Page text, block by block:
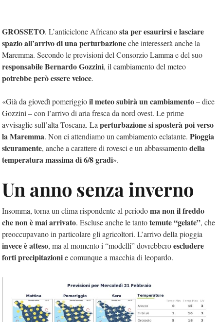
GROSSETO. L’anticiclone Africanosta per esaurirsi e lasciare
spazio all’arrivo di una perturbazioneche interesserà anche la
Maremma. Secondo le previsioni del Consorzio Lamma e del suo
responsabile Bernardo Gozzini, il cambiamento del meteo
potrebbe però essere veloce.
«Già da giovedì pomeriggioil meteo subirà un cambiamento– dice
Gozzini – con l’arrivo di aria fresca da nord ovest. Le prime
avvisaglie sull’alta Toscana. La perturbazione si sposterà poi verso
la Maremma. Non ci attendiamo un cambiamento eclatante. Pioggia
sicuramente, anche a carattere di rovesci e un abbassamentodella
temperatura massima di 6/8 gradi».
Un anno senza inverno
Insomma, torna un clima rispondente al periodoma non il freddo
che non è mai arrivato. Escluse anche le tantotemute “gelate”, che
preoccupavano in particolare gli agricoltori. L’arrivo della pioggia
invece è atteso, ma al momento i “modelli” dovrebberoescludere
forti precipitazionie comunque a macchia di leopardo.